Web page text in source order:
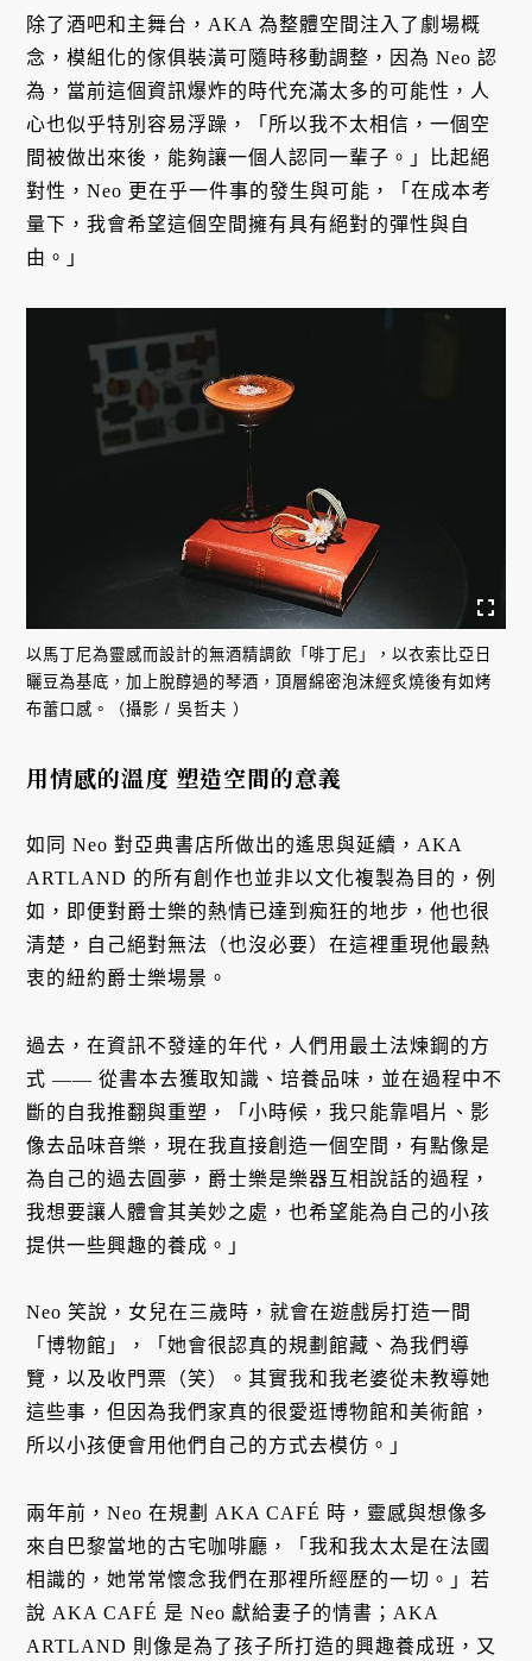
除了酒吧和主舞台，AKA 為整體空間注入了劇場概
念，模組化的傢俱裝潢可隨時移動調整，因為 Neo 認
為，當前這個資訊爆炸的時代充滿太多的可能性，人
心也似乎特別容易浮躁，「所以我不太相信，一個空
間被做出來後，能夠讓一個人認同一輩子。」比起絕
對性，Neo 更在乎一件事的發生與可能，「在成本考
量下，我會希望這個空間擁有具有絕對的彈性與自
由。」
以馬丁尼為靈感而設計的無酒精調飲「啡丁尼」，以衣索比亞日
曬豆為基底，加上脫醇過的琴酒，頂層綿密泡沫經炙燒後有如烤
布蕾口感。（攝影 / 吳哲夫 ）
用情感的溫度 塑造空間的意義
如同 Neo 對亞典書店所做出的遙思與延續，AKA
ARTLAND 的所有創作也並非以文化複製為目的，例
如，即便對爵士樂的熱情已達到痴狂的地步，他也很
清楚，自己絕對無法（也沒必要）在這裡重現他最熱
衷的紐約爵士樂場景。
過去，在資訊不發達的年代，人們用最土法煉鋼的方
式 —— 從書本去獲取知識、培養品味，並在過程中不
斷的自我推翻與重塑，「小時候，我只能靠唱片、影
像去品味音樂，現在我直接創造一個空間，有點像是
為自己的過去圓夢，爵士樂是樂器互相說話的過程，
我想要讓人體會其美妙之處，也希望能為自己的小孩
提供一些興趣的養成。」
Neo 笑說，女兒在三歲時，就會在遊戲房打造一間
「博物館」，「她會很認真的規劃館藏、為我們導
覽，以及收門票（笑）。其實我和我老婆從未教導她
這些事，但因為我們家真的很愛逛博物館和美術館，
所以小孩便會用他們自己的方式去模仿。」
兩年前，Neo 在規劃 AKA CAFÉ 時，靈感與想像多
來自巴黎當地的古宅咖啡廳，「我和我太太是在法國
相識的，她常常懷念我們在那裡所經歷的一切。」若
說 AKA CAFÉ 是 Neo 獻給妻子的情書；AKA
ARTLAND 則像是為了孩子所打造的興趣養成班，又